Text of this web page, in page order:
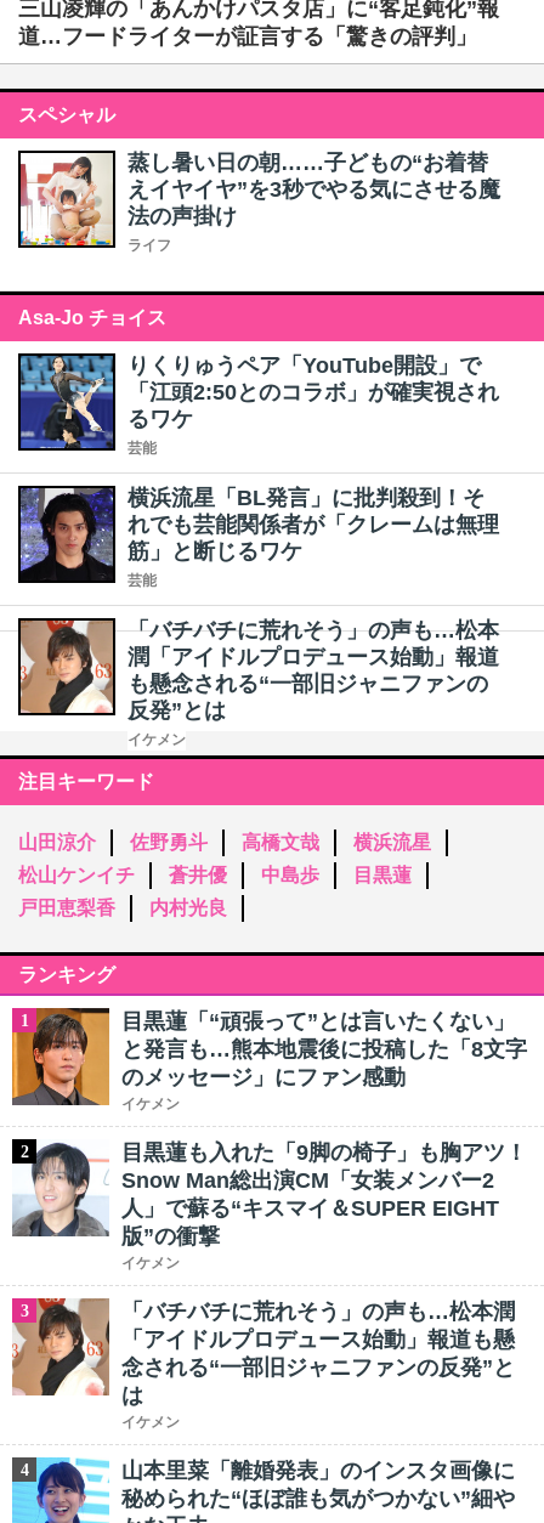
三山凌輝の「あんかけパスタ店」に“客足鈍化”報
道…フードライターが証言する「驚きの評判」
スペシャル
蒸し暑い日の朝……子どもの“お着替
えイヤイヤ”を3秒でやる気にさせる魔
法の声掛け
ライフ
Asa-Jo チョイス
りくりゅうペア「YouTube開設」で
「江頭2:50とのコラボ」が確実視され
るワケ
芸能
横浜流星「BL発言」に批判殺到！そ
れでも芸能関係者が「クレームは無理
筋」と断じるワケ
芸能
「バチバチに荒れそう」の声も…松本
潤「アイドルプロデュース始動」報道
も懸念される“一部旧ジャニファンの
反発”とは
イケメン
注目キーワード
山田涼介 佐野勇斗 高橋文哉
横浜流星
松山ケンイチ
蒼井優 中島歩
目黒蓮
戸田恵梨香
内村光良
ランキング
1
目黒蓮「“頑張って”とは言いたくない」
と発言も…熊本地震後に投稿した「8文字
のメッセージ」にファン感動
イケメン
2
目黒蓮も入れた「9脚の椅子」も胸アツ！
Snow Man総出演CM「女装メンバー2
人」で蘇る“キスマイ＆SUPER EIGHT
版”の衝撃
イケメン
3
「バチバチに荒れそう」の声も…松本潤
「アイドルプロデュース始動」報道も懸
念される“一部旧ジャニファンの反発”と
は
イケメン
4
山本里菜「離婚発表」のインスタ画像に
秘められた“ほぼ誰も気がつかない”細や